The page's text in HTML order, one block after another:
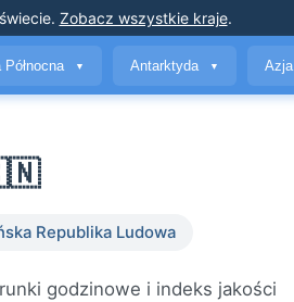
. Zobacz wszystkie kraje.
▼ Antarktyda ▼ Azja
Republika Ludowa
godzinowe i indeks jakości